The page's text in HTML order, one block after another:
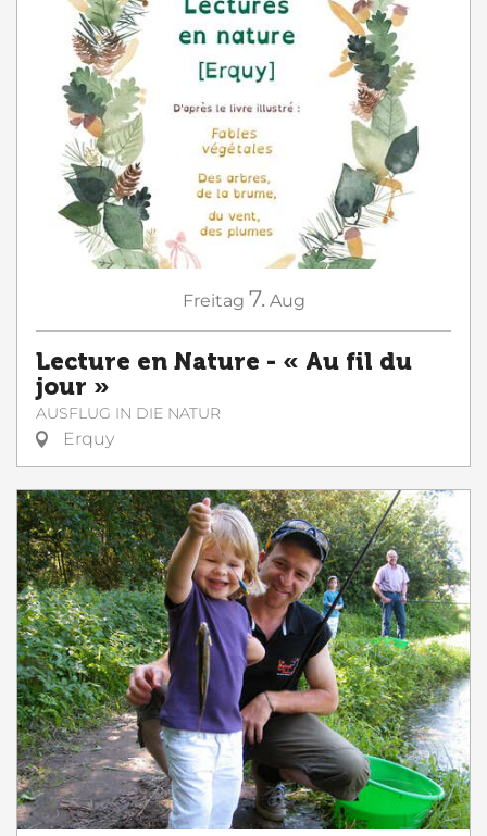
Freitag 7. Aug
Lecture en Nature - « Au fil du
jour »
AUSFLUG IN DIE NATUR
Erquy